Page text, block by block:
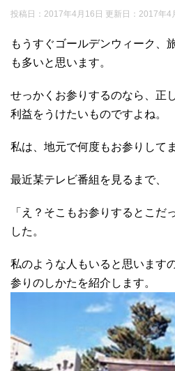
投稿日：2017年4月16日 更新日： 2017年4
もうすぐゴールデンウィーク、
も多いと思います。
せっかくお参りするのなら、正
利益をうけたいものですよね。
私は、地元で何度もお参りして
最近某テレビ番組を見るまで、
「え？そこもお参りするとこだ
した。
私のような人もいると思います
参りのしかたを紹介します。